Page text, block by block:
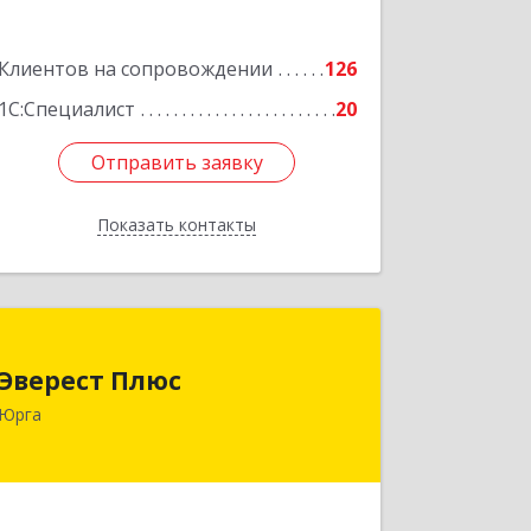
Клиентов на сопровождении
126
1С:Специалист
20
Отправить заявку
Показать контакты
Отправить заявку
Назад
Плюс
Юрга
652055, Кемеровская обл, Юрга г,
Подробнее